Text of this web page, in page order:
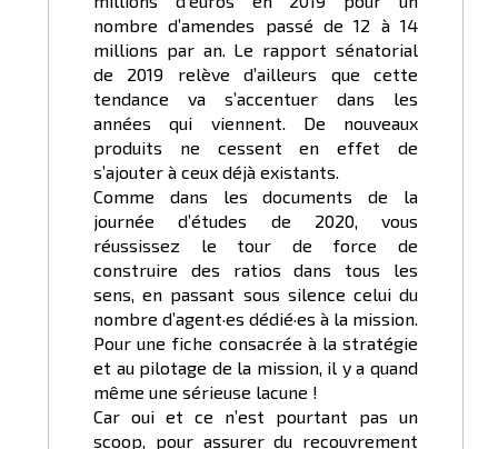
nombre d’amendes passé de 12 à 14
millions par an. Le rapport sénatorial
de 2019 relève d’ailleurs que cette
tendance va s’accentuer dans les
années qui viennent. De nouveaux
produits ne cessent en effet de
s’ajouter à ceux déjà existants.
Comme dans les documents de la
journée d’études de 2020, vous
réussissez le tour de force de
construire des ratios dans tous les
sens, en passant sous silence celui du
nombre d’agent·es dédié·es à la mission.
Pour une fiche consacrée à la stratégie
et au pilotage de la mission, il y a quand
même une sérieuse lacune !
Car oui et ce n’est pourtant pas un
scoop, pour assurer du recouvrement